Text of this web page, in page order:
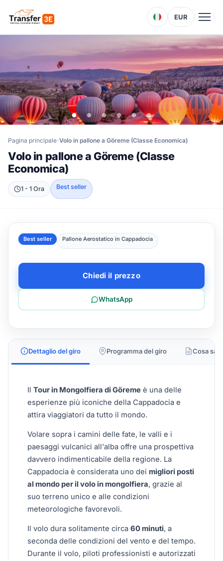
EUR
Pagina principale Volo in pallone a Göreme (Classe Economica)
Volo in pallone a Göreme (Classe
Economica)
1 - 1 Ora Best seller
Dettaglio del giro Programma del giro Cosa
Il Tour in Mongolfiera di Göreme è una delle
esperienze più iconiche della Cappadocia e
attira viaggiatori da tutto il mondo.
Volare sopra i camini delle fate, le valli e i
paesaggi vulcanici all'alba offre una prospettiva
davvero indimenticabile della regione. La
Cappadocia è considerata uno dei migliori posti
al mondo per il volo in mongolfiera, grazie al
suo terreno unico e alle condizioni
meteorologiche favorevoli.
Il volo dura solitamente circa 60 minuti, a
seconda delle condizioni del vento e del tempo.
Durante il volo, piloti professionisti e autorizzati
Best seller Pallone Aerostatico in Cappadocia
Chiedi il prezzo
WhatsApp